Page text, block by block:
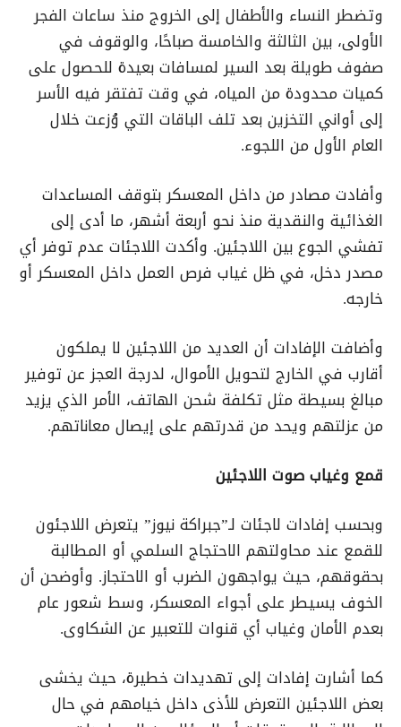
وتضطر النساء والأطفال إلى الخروج منذ ساعات الفجر
الأولى، بين الثالثة والخامسة صباحًا، والوقوف في
صفوف طويلة بعد السير لمسافات بعيدة للحصول على
كميات محدودة من المياه، في وقت تفتقر فيه الأسر
إلى أواني التخزين بعد تلف الباقات التي وُزعت خلال
العام الأول من اللجوء.
وأفادت مصادر من داخل المعسكر بتوقف المساعدات
الغذائية والنقدية منذ نحو أربعة أشهر، ما أدى إلى
تفشي الجوع بين اللاجئين. وأكدت اللاجئات عدم توفر أي
مصدر دخل، في ظل غياب فرص العمل داخل المعسكر أو
خارجه.
وأضافت الإفادات أن العديد من اللاجئين لا يملكون
أقارب في الخارج لتحويل الأموال، لدرجة العجز عن توفير
مبالغ بسيطة مثل تكلفة شحن الهاتف، الأمر الذي يزيد
من عزلتهم ويحد من قدرتهم على إيصال معاناتهم.
قمع وغياب صوت اللاجئين
وبحسب إفادات لاجئات لـ”جبراكة نيوز” يتعرض اللاجئون
للقمع عند محاولتهم الاحتجاج السلمي أو المطالبة
بحقوقهم، حيث يواجهون الضرب أو الاحتجاز. وأوضحن أن
الخوف يسيطر على أجواء المعسكر، وسط شعور عام
بعدم الأمان وغياب أي قنوات للتعبير عن الشكاوى.
كما أشارت إفادات إلى تهديدات خطيرة، حيث يخشى
بعض اللاجئين التعرض للأذى داخل خيامهم في حال